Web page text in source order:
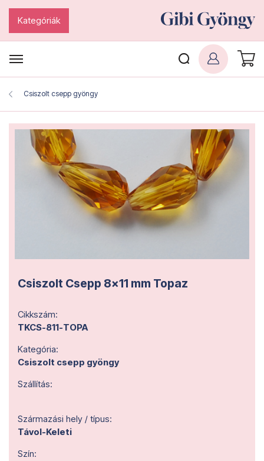
Kategóriák
Csiszolt csepp gyöngy
Csiszolt Csepp 8x11 mm Topaz
Cikkszám:
TKCS-811-TOPA
Kategória:
Csiszolt csepp gyöngy
Szállítás:
Származási hely / típus:
Távol-Keleti
Szín: